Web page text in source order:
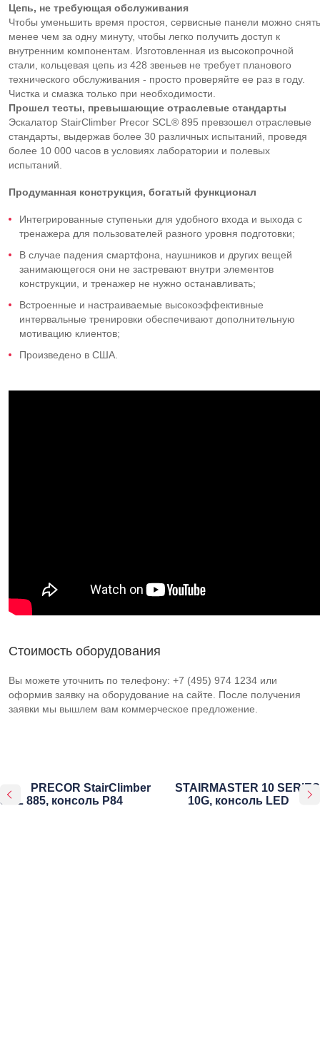
Цепь, не требующая обслуживания
Чтобы уменьшить время простоя, сервисные панели можно снять
менее чем за одну минуту, чтобы легко получить доступ к
внутренним компонентам. Изготовленная из высокопрочной
стали, кольцевая цепь из 428 звеньев не требует планового
технического обслуживания - просто проверяйте ее раз в году.
Чистка и смазка только при необходимости.
Прошел тесты, превышающие отраслевые стандарты
Эскалатор StairClimber Precor SCL® 895 превзошел отраслевые
стандарты, выдержав более 30 различных испытаний, проведя
более 10 000 часов в условиях лаборатории и полевых
испытаний.
Продуманная конструкция, богатый функционал
Интегрированные ступеньки для удобного входа и выхода с
тренажера для пользователей разного уровня подготовки;
В случае падения смартфона, наушников и других вещей
занимающегося они не застревают внутри элементов
конструкции, и тренажер не нужно останавливать;
Встроенные и настраиваемые высокоэффективные
интервальные тренировки обеспечивают дополнительную
мотивацию клиентов;
Произведено в США.
Стоимость оборудования
Вы можете уточнить по телефону: +7 (495) 974 1234 или
оформив заявку на оборудование на сайте. После получения
заявки мы вышлем вам коммерческое предложение.
PRECOR StairClimber
SCL 885, консоль P84
STAIRMASTER 10 SERIES
10G, консоль LED